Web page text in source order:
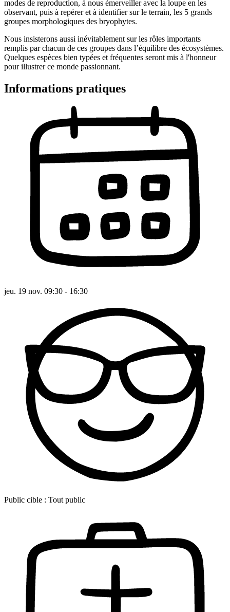
modes de reproduction, à nous émerveiller avec la loupe en les
observant, puis à repérer et à identifier sur le terrain, les 5 grands
groupes morphologiques des bryophytes.
Nous insisterons aussi inévitablement sur les rôles importants
remplis par chacun de ces groupes dans l’équilibre des écosystèmes.
Quelques espèces bien typées et fréquentes seront mis à l'honneur
pour illustrer ce monde passionnant.
Informations pratiques
jeu. 19 nov. 09:30 - 16:30
Public cible : Tout public